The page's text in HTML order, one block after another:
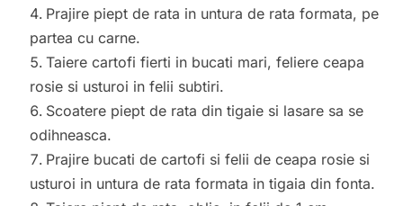
Prajire piept de rata in untura de rata formata, pe
partea cu carne.
Taiere cartofi fierti in bucati mari, feliere ceapa
rosie si usturoi in felii subtiri.
Scoatere piept de rata din tigaie si lasare sa se
odihneasca.
Prajire bucati de cartofi si felii de ceapa rosie si
usturoi in untura de rata formata in tigaia din fonta.